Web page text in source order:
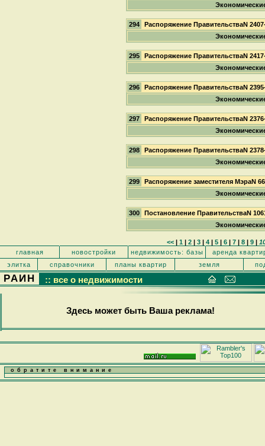
294
Распоряжение ПравительстваN
295
Распоряжение ПравительстваN
296
Распоряжение ПравительстваN
297
Распоряжение ПравительстваN
298
Распоряжение ПравительстваN
299
Распоряжение заместителя МэраN
300
Постановление ПравительстваN
<< | 1 | 2 | 3 | 4 | 5 | 6 | 7 | 8 | 9 |
главная
новостройки недвижимость: базы
аренда
элитка
справочники планы квартир земля
РАИН :: все о недвижимости
Здесь может быть Ваша реклама!
обратите внимание